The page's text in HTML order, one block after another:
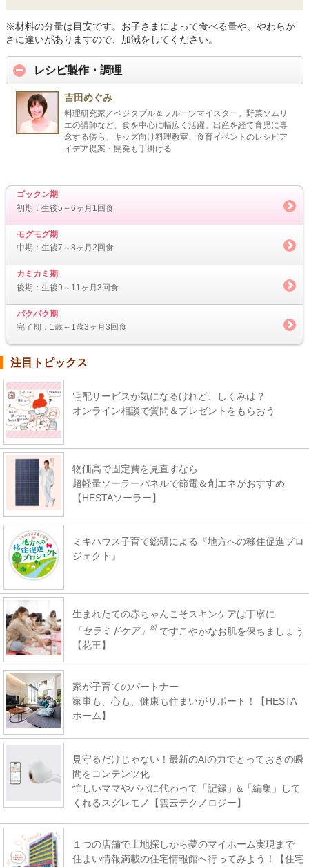
※材料の分量は目安です。お子さまによって食べる量や、やわらか
さに違いがありますので、加減をしてください。
レシピ製作・調理
吉田めぐみ
料理研究家／ベジタブル＆フルーツマイスター。野菜ソムリ
エの講師など、食を中心に幅広く活躍。出産を経て育児に専
念する傍ら、キッズ向け料理教室、食育イベントのレシピア
イデア提案・開発も手掛ける
ゴックン期
初期：生後5～6ヶ月1回食
モグモグ期
中期：生後7～8ヶ月2回食
カミカミ期
後期：生後9～11ヶ月3回食
パクパク期
完了期：1歳～1歳3ヶ月3回食
注目トピックス
宅配サービスが気になるけれど、しくみは？
オンライン相談で質問＆プレゼントをもらおう
物価高で固定費を見直すなら
超軽量ソーラーパネルで節電＆創エネがおすすめ
【HESTAソーラー】
ミキハウス子育て総研による『地方への移住促進プロ
ジェクト』
生まれたての赤ちゃんこそスキンケアは丁寧に
「セラミドケア」
※ ですこやかなお肌を保ちましょう
【花王】
家が子育てのパートナー
家事も、心も、健康も住まいがサポート！【HESTA
ホーム】
見守るだけじゃない！最新のAIの力でとっておきの瞬
間をコンテンツ化
忙しいママやパパに代わって「記録」&「編集」して
くれるスグレモノ【雲云テクノロジー】
１つの店舗で土地探しから夢のマイホーム実現まで
住まい情報満載の住宅情報館へ行ってみよう！【住宅